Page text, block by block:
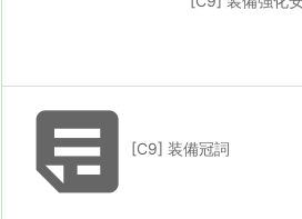
[C9] 装備冠詞